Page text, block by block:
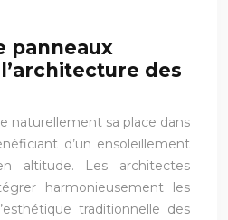
panneaux
des
naturellement sa place dans
d’un ensoleillement
altitude. Les architectes
harmonieusement les
traditionnelle des